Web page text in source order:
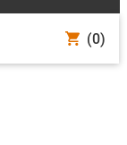
(0)